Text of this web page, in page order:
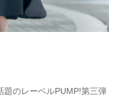
のレーベルPUMP!第三弾